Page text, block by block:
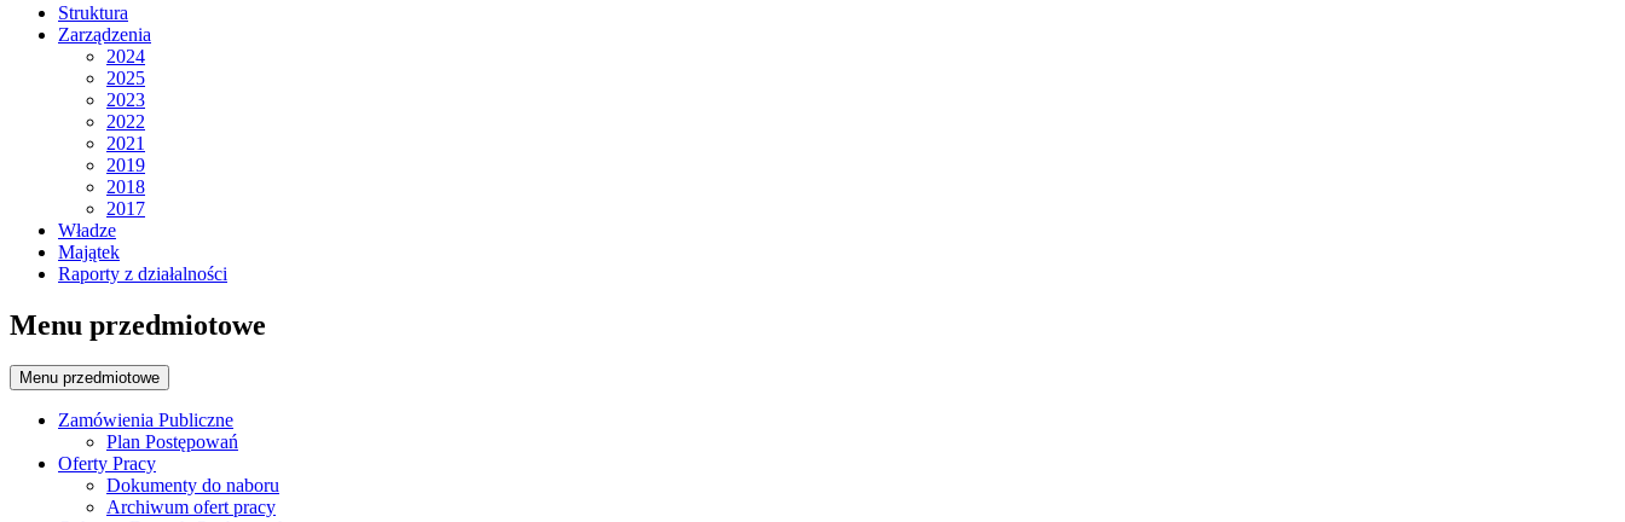
Struktura
Zarządzenia
2024
2025
2023
2022
2021
2019
2018
2017
Władze
Majątek
Raporty z działalności
Menu przedmiotowe
Menu przedmiotowe
Zamówienia Publiczne
Plan Postępowań
Oferty Pracy
Dokumenty do naboru
Archiwum ofert pracy